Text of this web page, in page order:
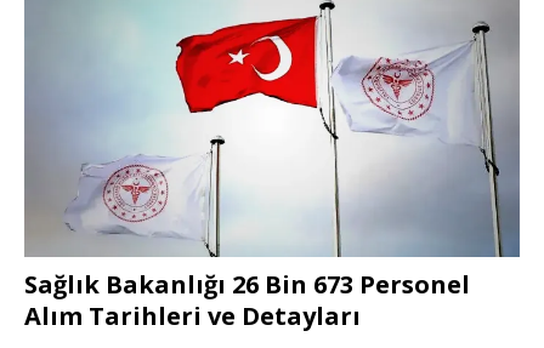
Sağlık Bakanlığı 26 Bin 673 Personel
Alım Tarihleri ve Detayları